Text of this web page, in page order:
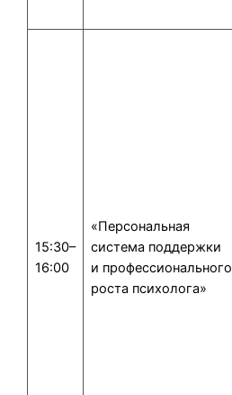
15:30–
16:00
«Персональная
система поддержки
и профессионального
роста психолога»